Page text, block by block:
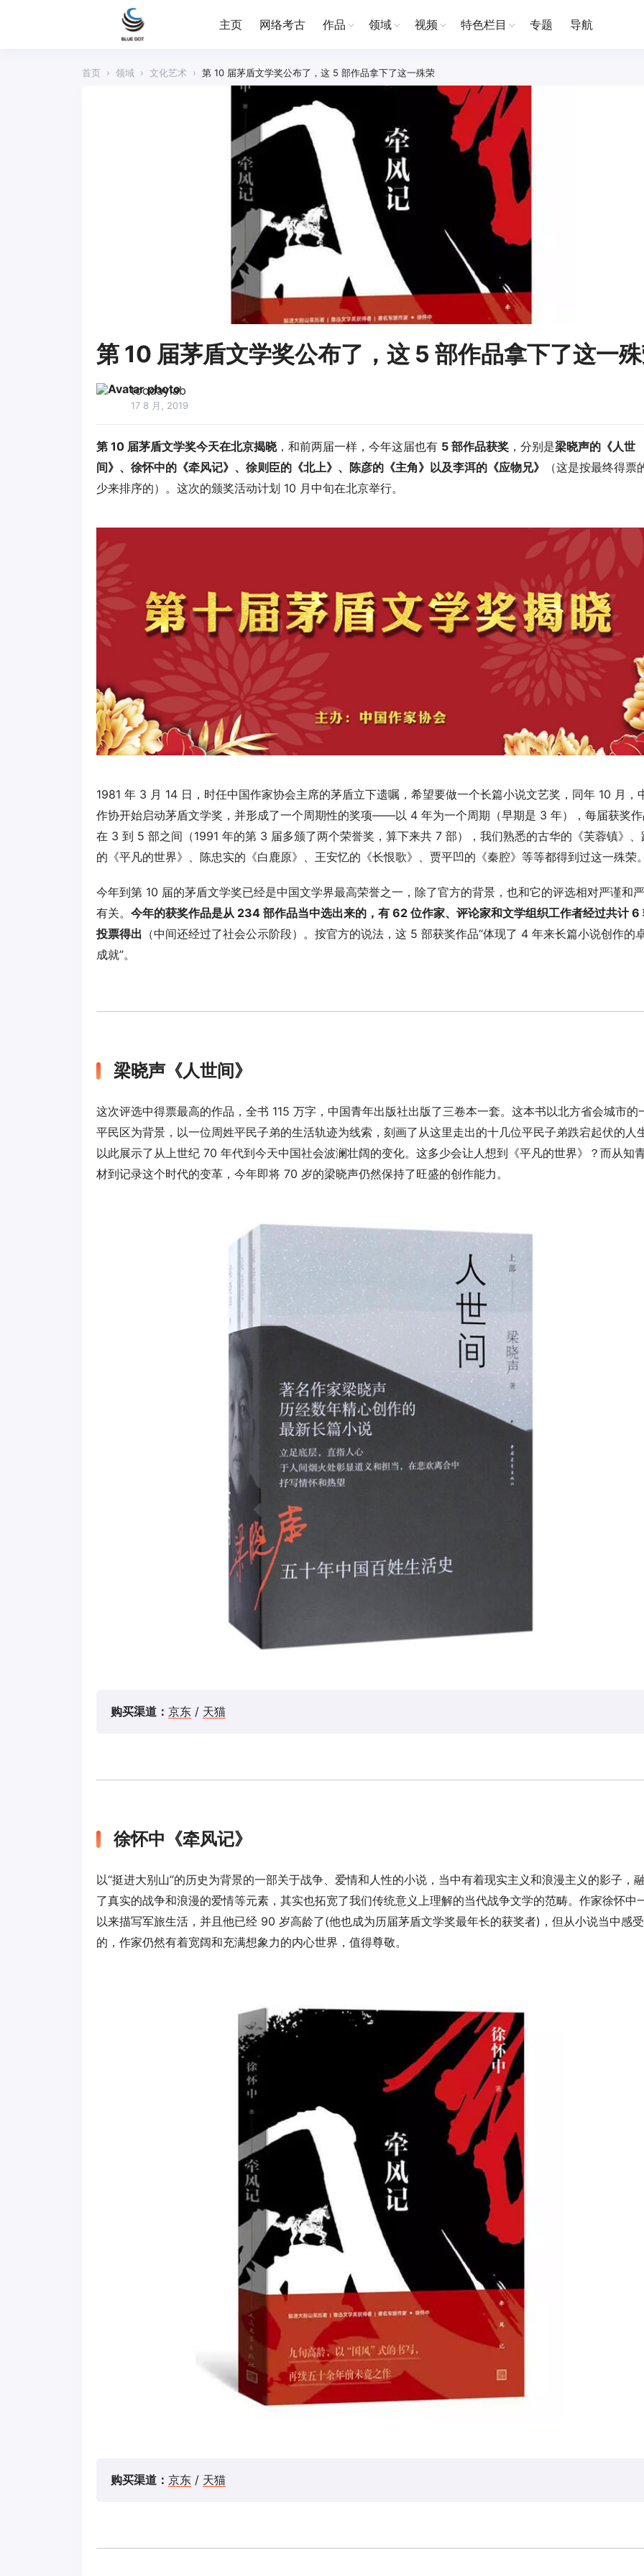
主页 网络考古 作品 领域 视频 特色栏目 专题 导航
首页 › 领域 › 文化艺术 › 第 10 届茅盾文学奖公布了，这 5 部作品拿下了这一殊荣
第 10 届茅盾文学奖公布了，这 5 部作品拿下了这一
toodaylab
17 8 月, 2019
第 10 届茅盾文学奖今天在北京揭晓，和前两届一样，今年这届也有 5 部作品获奖 ，分别是梁晓声的《人世
间》、徐怀中的《牵风记》、徐则臣的《北上》、陈彦的《主角》以及李洱的《应物兄》
（这是按最终得票
少来排序的）。这次的颁奖活动计划 10 月中旬在北京举行。
1981 年 3 月 14 日，时任中国作家协会主席的茅盾立下遗嘱，希望要做一个长篇小说文艺奖，同年 10 月，
作协开始启动茅盾文学奖，并形成了一个周期性的奖项——以 4 年为一个周期（早期是 3 年），每届获奖
在 3 到 5 部之间（1991 年的第 3 届多颁了两个荣誉奖，算下来共 7 部），我们熟悉的古华的《芙蓉镇》、
的《平凡的世界》、陈忠实的《白鹿原》、王安忆的《长恨歌》、贾平凹的《秦腔》等等都得到过这一殊荣。
今年到第 10 届的茅盾文学奖已经是中国文学界最高荣誉之一，除了官方的背景，也和它的评选相对严谨和
有关。 今年的获奖作品是从 234 部作品当中选出来的，有 62 位作家、评论家和文学组织工作者经过共计 6
投票得出 （中间还经过了社会公示阶段）。按官方的说法，这 5 部获奖作品“体现了 4 年来长篇小说创作的
成就”。
梁晓声《人世间》
这次评选中得票最高的作品，全书 115 万字，中国青年出版社出版了三卷本一套。这本书以北方省会城市的
平民区为背景，以一位周姓平民子弟的生活轨迹为线索，刻画了从这里走出的十几位平民子弟跌宕起伏的人
以此展示了从上世纪 70 年代到今天中国社会波澜壮阔的变化。这多少会让人想到《平凡的世界》？而从知
材到记录这个时代的变革，今年即将 70 岁的梁晓声仍然保持了旺盛的创作能力。
购买渠道： 京东 / 天猫
徐怀中《牵风记》
以“挺进大别山”的历史为背景的一部关于战争、爱情和人性的小说，当中有着现实主义和浪漫主义的影子，
了真实的战争和浪漫的爱情等元素，其实也拓宽了我们传统意义上理解的当代战争文学的范畴。作家徐怀中
以来描写军旅生活，并且他已经 90 岁高龄了(他也成为历届茅盾文学奖最年长的获奖者)，但从小说当中感
的，作家仍然有着宽阔和充满想象力的内心世界，值得尊敬。
购买渠道： 京东 / 天猫